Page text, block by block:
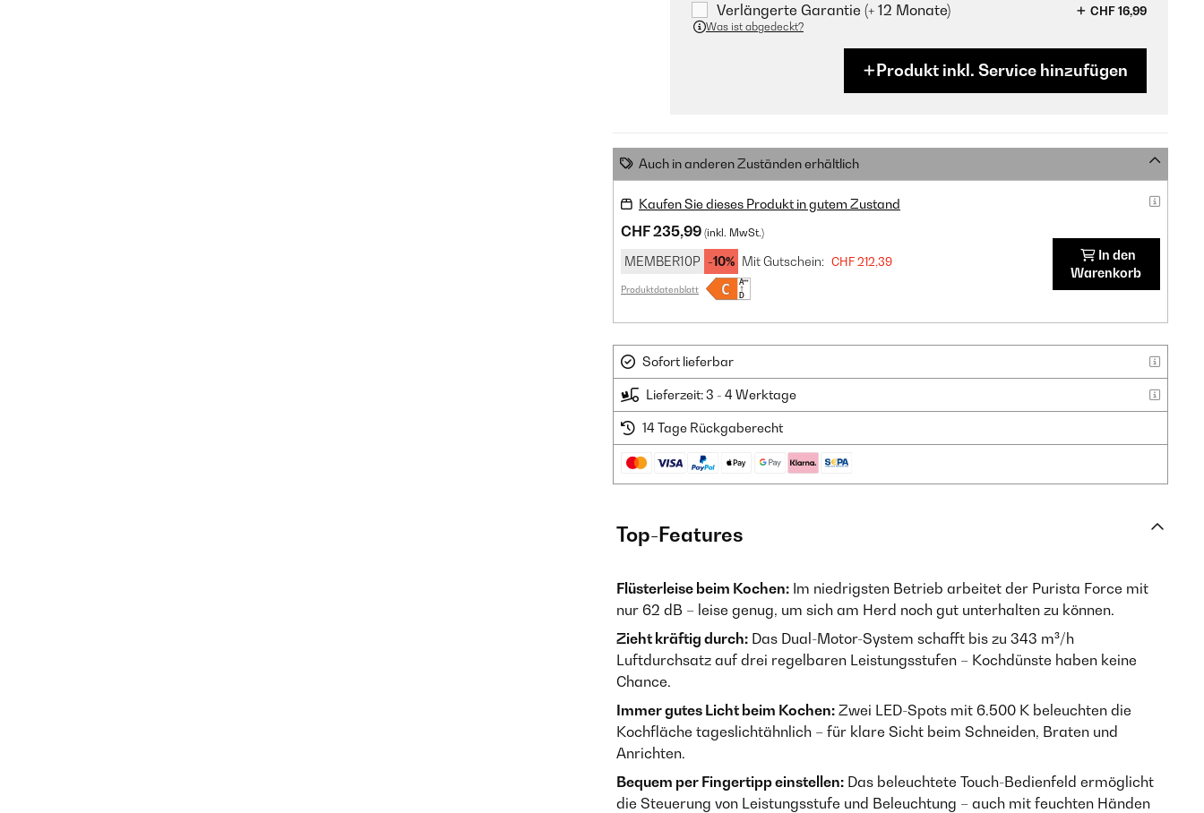
Verlängerte Garantie (+ 12 Monate)
CHF 16,99
Was ist abgedeckt?
Produkt inkl. Service hinzufügen
Auch in anderen Zuständen erhältlich
Kaufen Sie dieses Produkt in gutem Zustand
CHF 235,99 (inkl. MwSt.)
MEMBER10P -10% Mit Gutschein: CHF 212,39
Produktdatenblatt
In den
Warenkorb
Sofort lieferbar
Lieferzeit: 3 - 4 Werktage
14 Tage Rückgaberecht
Top-Features
Flüsterleise beim Kochen: Im niedrigsten Betrieb arbeitet der Purista Force mit
nur 62 dB – leise genug, um sich am Herd noch gut unterhalten zu können.
Zieht kräftig durch: Das Dual-Motor-System schafft bis zu 343 m³/h
Luftdurchsatz auf drei regelbaren Leistungsstufen – Kochdünste haben keine
Chance.
Immer gutes Licht beim Kochen: Zwei LED-Spots mit 6.500 K beleuchten die
Kochfläche tageslichtähnlich – für klare Sicht beim Schneiden, Braten und
Anrichten.
Bequem per Fingertipp einstellen: Das beleuchtete Touch-Bedienfeld ermöglicht
die Steuerung von Leistungsstufe und Beleuchtung – auch mit feuchten Händen